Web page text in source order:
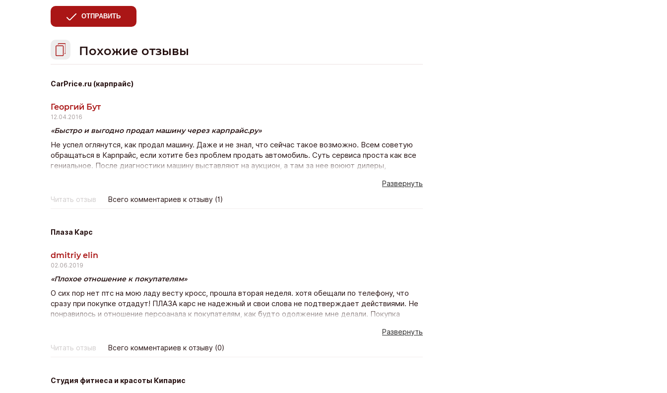
ОТПРАВИТЬ
Похожие отзывы
CarPrice.ru (карпрайс)
Георгий Бут
12.04.2016
Быстро и выгодно продал машину через карпрайс.ру
Не успел оглянутся, как продал машину. Даже и не знал, что сейчас такое возможно. Всем советую
обращаться в Карпрайс, если хотите без проблем продать автомобиль. Суть сервиса проста как все
гениальное. После диагностики машину выставляют на аукцион, а там за нее воюют дилеры,
наблюдаешь за торгами и посмеиваешься. Все услуги бесплатные. Как сказал менеджер Артем, если
цена не устроит, то вы ни за что не платите. Но меня цена устроила.
Развернуть
Читать отзыв
Всего комментариев к отзыву (1)
Плаза Карс
dmitriy elin
02.06.2019
Плохое отношение к покупателям
О сих пор нет птс на мою ладу весту кросс, прошла вторая неделя. хотя обещали по телефону, что
сразу при покупке отдадут! ПЛАЗА карс не надежный и свои слова не подтверждает действиями. Не
понравилось и отношение персоанала к покупателям, как будто одолжение мне делали. Покупка
Развернуть
Читать отзыв
Всего комментариев к отзыву (0)
Студия фитнеса и красоты Кипарис